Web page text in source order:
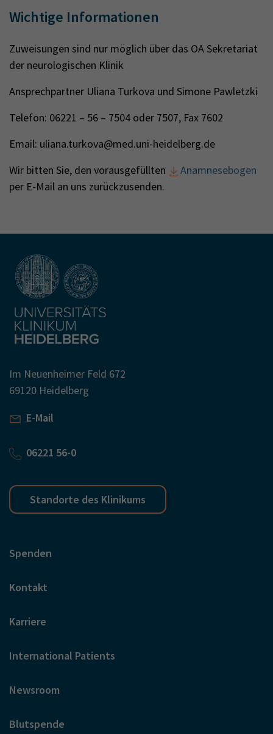
Wichtige Informationen
Zuweisungen sind nur möglich über das OA Sekretariat
der neurologischen Klinik
Ansprechpartner Uliana Turkova und Simone Pawletzki
Telefon: 06221 – 56 – 7504 oder 7507, Fax 7602
Email: uliana.turkova@med.uni-heidelberg.de
Wir bitten Sie, den vorausgefüllten
Anamnesebogen
per E-Mail an uns zurückzusenden.
Im Neuenheimer Feld 672
69120 Heidelberg
E-Mail
06221 56-0
Standorte des Klinikums
Spenden
Kontakt
Karriere
International Patients
Newsroom
Blutspende